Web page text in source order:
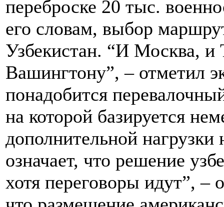
переброске 20 тыс.
его словам, выбор
Узбекистан. “И Москва, и
Вашингтону”, – отметил
понадобится
на которой базируется
дополнительной
означает, что решение
хотя переговоры идут”, –